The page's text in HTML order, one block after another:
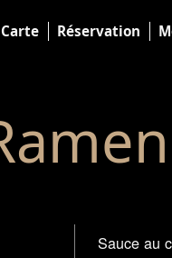
Réservation
Sauce au